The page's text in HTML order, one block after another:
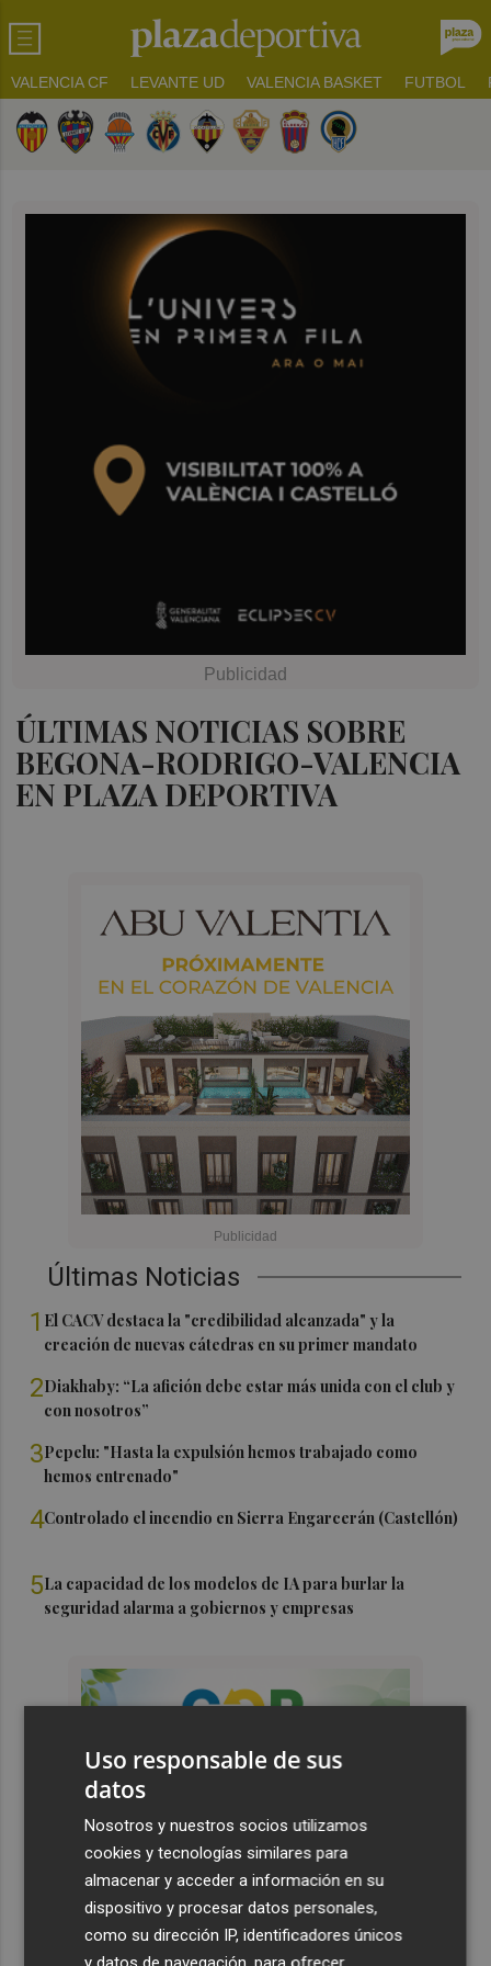
VALENCIA CF LEVANTE UD VALENCIA BASKET FUTBOL
ÚLTIMAS NOTICIAS SOBRE
BEGONA-RODRIGO-VALENCIA
EN PLAZA DEPORTIVA
Últimas Noticias
1 El CACV destaca la "credibilidad alcanzada" y la
creación de nuevas cátedras en su primer mandato
2Diakhaby: “La afición debe estar más unida con el club y
con nosotros”
3Pepelu: "Hasta la expulsión hemos trabajado como
hemos entrenado"
4Controlado el incendio en Sierra Engarcerán (Castellón)
5La capacidad de los modelos de IA para burlar la
seguridad alarma a gobiernos y empresas
Uso responsable de sus
datos
Nosotros y nuestros socios utilizamos
cookies y tecnologías similares para
almacenar y acceder a información en su
dispositivo y procesar datos personales,
como su dirección IP, identificadores únicos